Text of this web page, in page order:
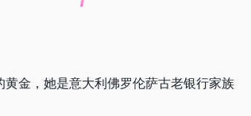
金，她是意大利佛罗伦萨古老银行家族